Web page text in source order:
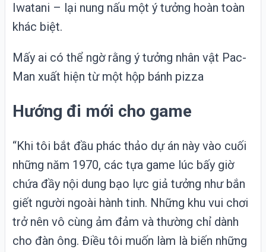
Iwatani – lại nung nấu một ý tưởng hoàn toàn
khác biệt.
Mấy ai có thể ngờ rằng ý tưởng nhân vật Pac-
Man xuất hiện từ một hộp bánh pizza
Hướng đi mới cho game
“Khi tôi bắt đầu phác thảo dự án này vào cuối
những năm 1970, các tựa game lúc bấy giờ
chứa đầy nội dung bạo lực giả tưởng như bắn
giết người ngoài hành tinh. Những khu vui chơi
trở nên vô cùng ảm đảm và thường chỉ dành
cho đàn ông. Điều tôi muốn làm là biến những